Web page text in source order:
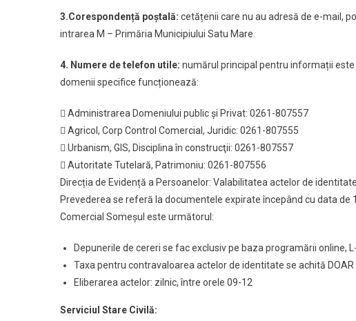
3.Corespondență poştală: cetățenii care nu au adresă de e-mail,
intrarea M – Primăria Municipiului Satu Mare.
4. Numere de telefon utile: numărul principal pentru informații
domenii specifice funcționează:
 Administrarea Domeniului public şi Privat: 0261-807557
 Agricol, Corp Control Comercial, Juridic: 0261-807555
 Urbanism, GIS, Disciplina în construcţii: 0261-807557
 Autoritate Tutelară, Patrimoniu: 0261-807556
Direcția de Evidență a Persoanelor: Valabilitatea actelor de
Prevederea se referă la documentele expirate începând cu data de
Comercial Someșul este următorul:
Depunerile de cereri se fac exclusiv pe baza programării online,
Taxa pentru contravaloarea actelor de identitate se achită DOAR
Eliberarea actelor: zilnic, între orele 09-12
Serviciul Stare Civilă: